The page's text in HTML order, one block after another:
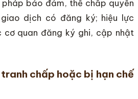
bảo đảm, thế chấp quyền
dịch có đăng ký; hiệu lực
cơ quan đăng ký ghi, cập nhật
chấp hoặc bị hạn chế